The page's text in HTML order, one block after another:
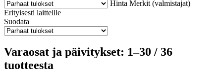
Hinta Merkit (valmistajat)
Erityisesti laitteille
Suodata
Varaosat ja päivitykset: 1–30 / 36
tuotteesta